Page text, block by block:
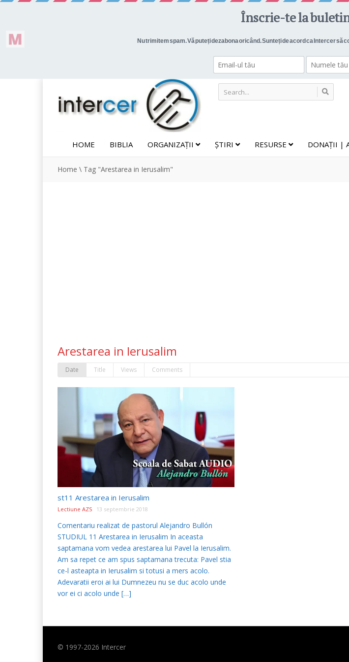
HOME BIBLIA ORGANIZAȚII ȘTIRI RESURSE DONAȚII |
Home \ Tag "Arestarea in Ierusalim"
Arestarea in Ierusalim
Date Title Views Comments
st11 Arestarea in Ierusalim
Lectiune AZS 13 septembrie 2018
Comentariu realizat de pastorul Alejandro Bullón
STUDIUL 11 Arestarea in Ierusalim In aceasta
saptamana vom vedea arestarea lui Pavel la Ierusalim.
Am sa repet ce am spus saptamana trecuta: Pavel stia
ce-l asteapta in Ierusalim si totusi a mers acolo.
Adevaratii eroi ai lui Dumnezeu nu se duc acolo unde
vor ei ci acolo unde […]
© 1997-2026 Intercer